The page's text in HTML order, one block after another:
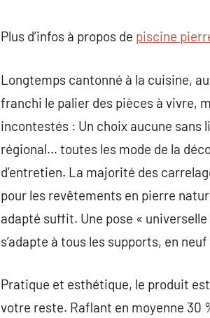
Plus d’infos à propos de piscine
Longtemps cantonné à la cuisine,
franchi le palier des pièces à vivre,
incontestés : Un choix aucune
régional… toutes les mode de la
d’entretien. La majorité des
pour les revêtements en pierre
adapté suffit. Une pose «
s’adapte à tous les supports, en
Pratique et esthétique, le produit
votre reste. Raflant en moyenne 30